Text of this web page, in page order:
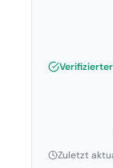
Zuletzt